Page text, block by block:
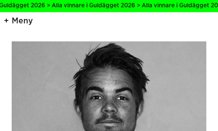
2026 > Alla vinnare i Guldägget 2026 > Alla vinnare i Guldägget
Meny